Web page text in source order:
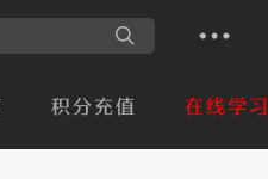
积分充值 在线学习